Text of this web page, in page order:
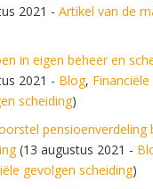
2021 - Artikel van de
in eigen beheer en
2021 - Blog, Financiële
scheiding)
pensioenverdeling
(13 augustus 2021 -
gevolgen scheiding)